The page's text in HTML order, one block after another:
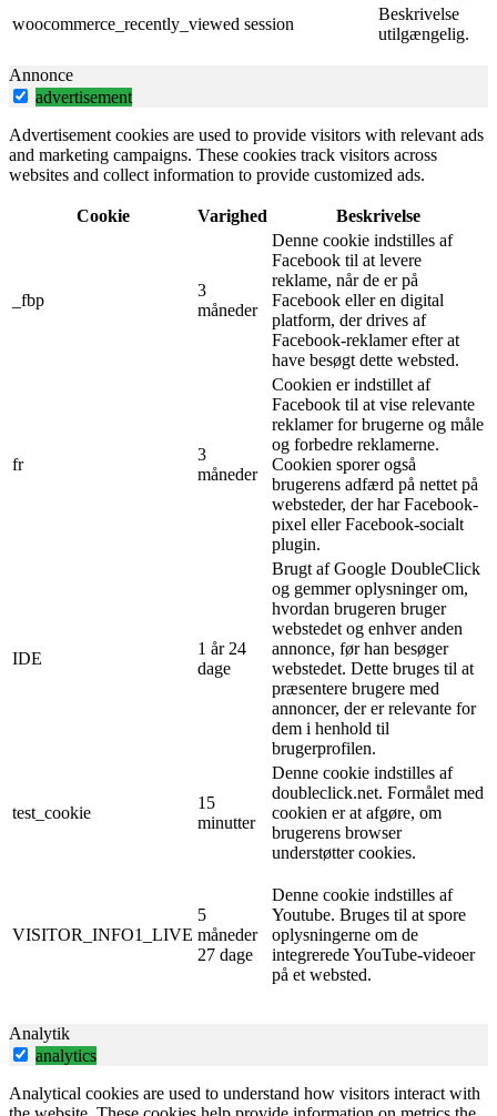
woocommerce_recently_viewed session
Beskrivelse
utilgængelig.
Annonce
advertisement
Advertisement cookies are used to provide visitors with relevant ads
and marketing campaigns. These cookies track visitors across
websites and collect information to provide customized ads.
Cookie Varighed Beskrivelse
_fbp
3
måneder
Denne cookie indstilles af
Facebook til at levere
reklame, når de er på
Facebook eller en digital
platform, der drives af
Facebook-reklamer efter at
have besøgt dette websted.
fr
3
måneder
Cookien er indstillet af
Facebook til at vise relevante
reklamer for brugerne og måle
og forbedre reklamerne.
Cookien sporer også
brugerens adfærd på nettet på
websteder, der har Facebook-
pixel eller Facebook-socialt
plugin.
IDE
1 år 24
dage
Brugt af Google DoubleClick
og gemmer oplysninger om,
hvordan brugeren bruger
webstedet og enhver anden
annonce, før han besøger
webstedet. Dette bruges til at
præsentere brugere med
annoncer, der er relevante for
dem i henhold til
brugerprofilen.
test_cookie
15
minutter
Denne cookie indstilles af
doubleclick.net. Formålet med
cookien er at afgøre, om
brugerens browser
understøtter cookies.
VISITOR_INFO1_LIVE
5
måneder
27 dage
Denne cookie indstilles af
Youtube. Bruges til at spore
oplysningerne om de
integrerede YouTube-videoer
på et websted.
Analytik
analytics
Analytical cookies are used to understand how visitors interact with